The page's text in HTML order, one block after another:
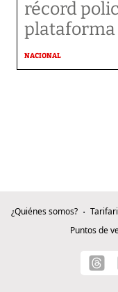
récord
NACIONAL
¿Quiénes somos?
Puntos de